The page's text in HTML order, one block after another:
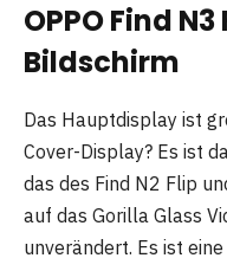
OPPO Find
Bildschirm
Das Hauptdisplay ist
Cover-Display? Es ist
das des Find N2 Flip
auf das Gorilla Glass
unverändert. Es ist